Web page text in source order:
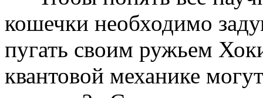
кошечки необходимо
пугать своим ружьем
квантовой механике